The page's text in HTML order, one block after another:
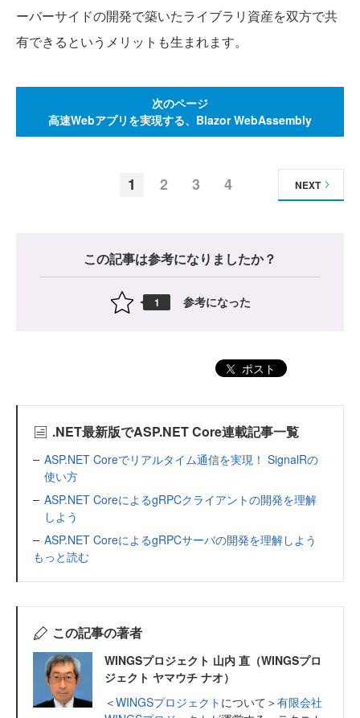
ーバーサイドの開発で築いたライブラリ資産を双方で共
有できるというメリットも生まれます。
次のページ
高速Webアプリを実現する、Blazor WebAssembly
1 2 3 4 NEXT
この記事は参考になりましたか？
1 参考になった
ポスト
.NET最新版でASP.NET Core連載記事一覧
ASP.NET Coreでリアルタイム通信を実現！ SignalRの
使い方
ASP.NET CoreによるgRPCクライアントの開発を理解
しよう
ASP.NET CoreによるgRPCサーバの開発を理解しよう
もっと読む
この記事の著者
WINGSプロジェクト 山内 直（WINGSプロ
ジェクト ヤマウチ ナオ）
＜WINGSプロジェクト について＞有限会社